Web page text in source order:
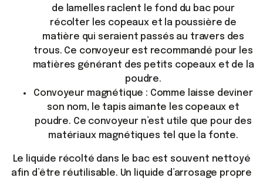
de lamelles raclent le fond du bac pour
récolter les copeaux et la poussière de
matière qui seraient passés au travers des
trous. Ce convoyeur est recommandé pour les
matières générant des petits copeaux et de la
poudre.
Convoyeur magnétique : Comme laisse deviner
son nom, le tapis aimante les copeaux et
poudre. Ce convoyeur n’est utile que pour des
matériaux magnétiques tel que la fonte.
Le liquide récolté dans le bac est souvent nettoyé
afin d’être réutilisable. Un liquide d’arrosage propre